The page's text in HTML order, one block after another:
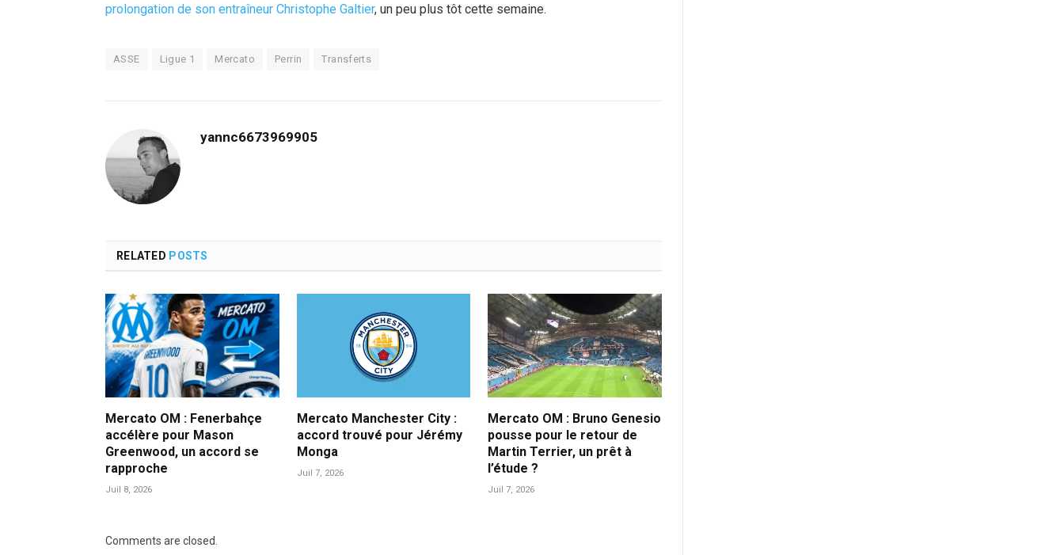
prolongation de son entraîneur Christophe Galtier, un peu plus tôt cette semaine.
ASSE Ligue 1 Mercato Perrin Transferts
yannc6673969905
RELATED POSTS
Mercato OM : Fenerbahçe
accélère pour Mason
Greenwood, un accord se
rapproche
Juil 8, 2026
Mercato Manchester City :
accord trouvé pour Jérémy
Monga
Juil 7, 2026
Mercato OM : Bruno Genesio
pousse pour le retour de
Martin Terrier, un prêt à
l’étude ?
Juil 7, 2026
Comments are closed.